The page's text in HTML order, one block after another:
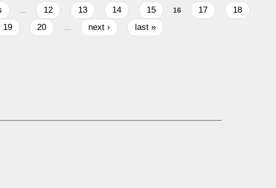
12 13 14 15 16 17
18
19
20 next › last »